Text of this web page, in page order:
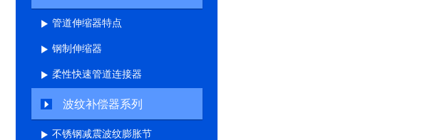
管道伸缩器特点
钢制伸缩器
柔性快速管道连接器
波纹补偿器系列
不锈钢减震波纹膨胀节